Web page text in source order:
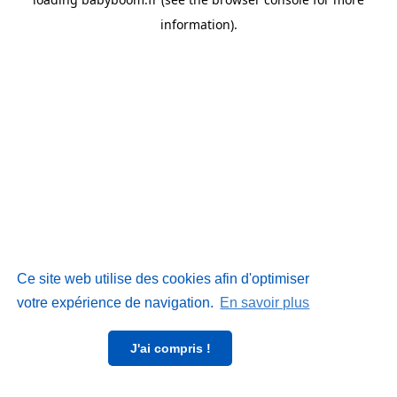
Ce site web utilise des cookies afin d'optimiser
votre expérience de navigation. En savoir plus
J'ai compris !
information).